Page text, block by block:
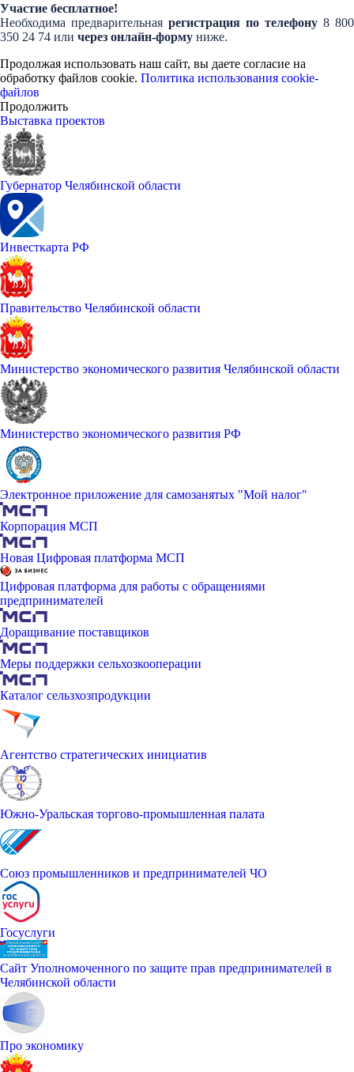
Участие бесплатное!
Необходима предварительная регистрация по телефону 8 800
350 24 74 или через онлайн-форму ниже.
Продолжая использовать наш сайт, вы даете согласие на
обработку файлов cookie. Политика использования cookie-
файлов
Продолжить
Выставка проектов
Губернатор Челябинской области
Инвесткарта РФ
Правительство Челябинской области
Министерство экономического развития Челябинской области
Министерство экономического развития РФ
Электронное приложение для самозанятых "Мой налог"
Корпорация МСП
Новая Цифровая платформа МСП
Цифровая платформа для работы с обращениями
предпринимателей
Доращивание поставщиков
Меры поддержки сельхозкооперации
Каталог сельзхозпродукции
Агентство стратегических инициатив
Южно-Уральская торгово-промышленная палата
Союз промышленников и предпринимателей ЧО
Госуслуги
Сайт Уполномоченного по защите прав предпринимателей в
Челябинской области
Про экономику